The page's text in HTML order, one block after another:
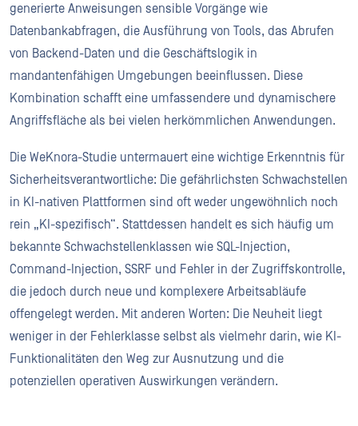
generierte Anweisungen sensible Vorgänge wie
Datenbankabfragen, die Ausführung von Tools, das Abrufen
von Backend-Daten und die Geschäftslogik in
mandantenfähigen Umgebungen beeinflussen. Diese
Kombination schafft eine umfassendere und dynamischere
Angriffsfläche als bei vielen herkömmlichen Anwendungen.
Die WeKnora-Studie untermauert eine wichtige Erkenntnis für
Sicherheitsverantwortliche: Die gefährlichsten Schwachstellen
in KI-nativen Plattformen sind oft weder ungewöhnlich noch
rein „KI-spezifisch“. Stattdessen handelt es sich häufig um
bekannte Schwachstellenklassen wie SQL-Injection,
Command-Injection, SSRF und Fehler in der Zugriffskontrolle,
die jedoch durch neue und komplexere Arbeitsabläufe
offengelegt werden. Mit anderen Worten: Die Neuheit liegt
weniger in der Fehlerklasse selbst als vielmehr darin, wie KI-
Funktionalitäten den Weg zur Ausnutzung und die
potenziellen operativen Auswirkungen verändern.